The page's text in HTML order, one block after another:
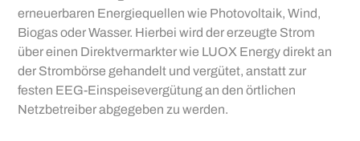
erneuerbaren Energiequellen wie Photovoltaik, Wind,
Biogas oder Wasser. Hierbei wird der erzeugte Strom
über einen Direktvermarkter wie LUOX Energy direkt an
der Strombörse gehandelt und vergütet, anstatt zur
festen EEG-Einspeisevergütung an den örtlichen
Netzbetreiber abgegeben zu werden.